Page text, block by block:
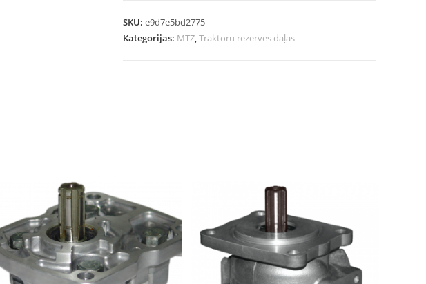
SKU:e9d7e5bd2775
Kategorijas: MTZ,Traktoru rezerves daļas